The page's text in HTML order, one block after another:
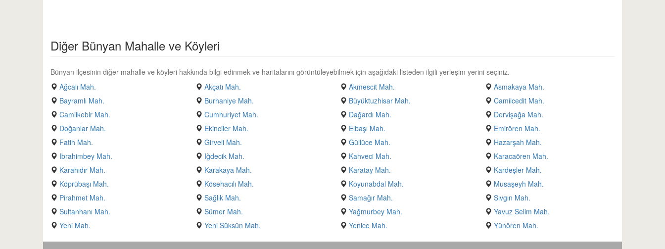
Diğer Bünyan Mahalle ve Köyleri
Bünyan ilçesinin diğer mahalle ve köyleri hakkında bilgi edinmek ve haritalarını görüntüleyebilmek için aşağıdaki listeden ilgili yerleşim yerini seçiniz.
Ağcalı Mah.
Akçatı Mah. Akmescit Mah.
Asmakaya Mah.
Bayramlı Mah.
Burhaniye Mah. Büyüktuzhisar Mah.
Camiicedit Mah.
Camiikebir Mah.
Cumhuriyet Mah. Dağardı Mah.
Dervişağa Mah.
Doğanlar Mah.
Ekinciler Mah. Elbaşı Mah.
Emirören Mah.
Fatih Mah.
Girveli Mah. Güllüce Mah.
Hazarşah Mah.
Ibrahimbey Mah.
Iğdecik Mah. Kahveci Mah.
Karacaören Mah.
Karahıdır Mah.
Karakaya Mah. Karatay Mah.
Kardeşler Mah.
Köprübaşı Mah.
Kösehacılı Mah. Koyunabdal Mah.
Musaşeyh Mah.
Pirahmet Mah.
Sağlık Mah. Samağır Mah.
Sıvgın Mah.
Sultanhanı Mah.
Sümer Mah. Yağmurbey Mah.
Yavuz Selim Mah.
Yeni Mah.
Yeni Süksün Mah. Yenice Mah. Yünören Mah.